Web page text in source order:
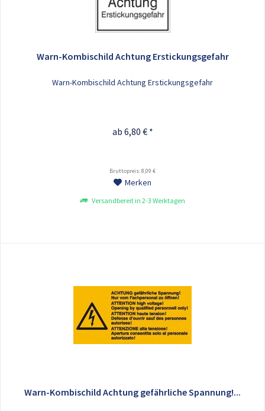
Warn-Kombischild Achtung Erstickungsgefahr
Warn-Kombischild Achtung Erstickungsgefahr
ab 6,80 € *
Bruttopreis: 8,09 €
Merken
Versandbereit in 2-3 Werktagen
Warn-Kombischild Achtung gefährliche Spannung!...